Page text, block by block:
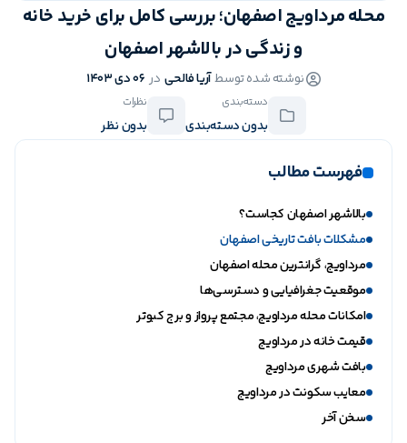
محله مرداویج اصفهان؛ بررسی کامل برای خرید خانه
و زندگی در بالاشهر اصفهان
نوشته شده توسط آریا فالحی در 06 دی 1403
دسته‌بندی
بدون دسته‌بندی
نظرات
بدون نظر
فهرست مطالب
بالاشهر اصفهان کجاست؟
مشکلات بافت تاریخی اصفهان
مرداویج، گرانترین محله اصفهان
موقعیت جغرافیایی و دسترسی‌ها
امکانات محله مرداویج، مجتمع پرواز و برج کبوتر
قیمت خانه در مرداویج
بافت شهری مرداویج
معایب سکونت در مرداویج
سخن آخر